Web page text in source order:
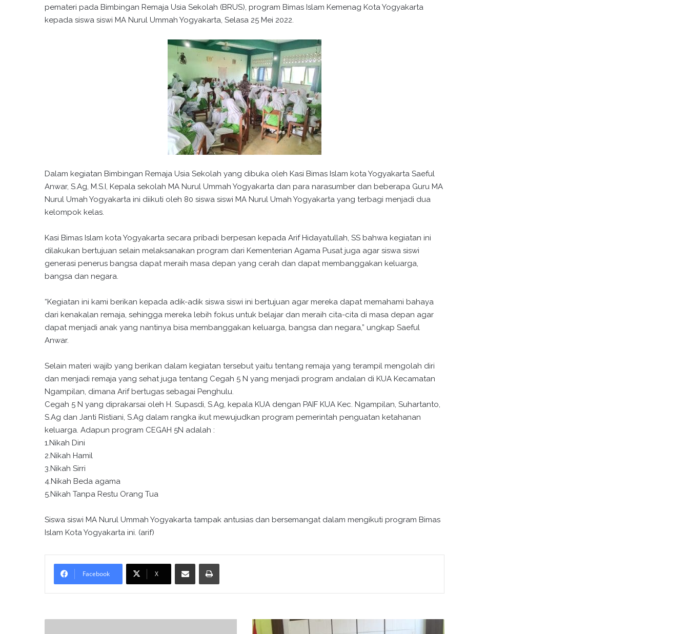
pemateri pada Bimbingan Remaja Usia Sekolah (BRUS), program Bimas Islam Kemenag Kota Yogyakarta
kepada siswa siswi MA Nurul Ummah Yogyakarta, Selasa 25 Mei 2022.
Dalam kegiatan Bimbingan Remaja Usia Sekolah yang dibuka oleh Kasi Bimas Islam kota Yogyakarta Saeful
Anwar, S.Ag, M.S.I, Kepala sekolah MA Nurul Ummah Yogyakarta dan para narasumber dan beberapa Guru MA
Nurul Umah Yogyakarta ini diikuti oleh 80 siswa siswi MA Nurul Umah Yogyakarta yang terbagi menjadi dua
kelompok kelas.
Kasi Bimas Islam kota Yogyakarta secara pribadi berpesan kepada Arif Hidayatullah, SS bahwa kegiatan ini
dilakukan bertujuan selain melaksanakan program dari Kementerian Agama Pusat juga agar siswa siswi
generasi penerus bangsa dapat meraih masa depan yang cerah dan dapat membanggakan keluarga,
bangsa dan negara.
“Kegiatan ini kami berikan kepada adik-adik siswa siswi ini bertujuan agar mereka dapat memahami bahaya
dari kenakalan remaja, sehingga mereka lebih fokus untuk belajar dan meraih cita-cita di masa depan agar
dapat menjadi anak yang nantinya bisa membanggakan keluarga, bangsa dan negara,” ungkap Saeful
Anwar.
Selain materi wajib yang berikan dalam kegiatan tersebut yaitu tentang remaja yang terampil mengolah diri
dan menjadi remaja yang sehat juga tentang Cegah 5 N yang menjadi program andalan di KUA Kecamatan
Ngampilan, dimana Arif bertugas sebagai Penghulu.
Cegah 5 N yang diprakarsai oleh H. Supasdi, S.Ag, kepala KUA dengan PAIF KUA Kec. Ngampilan, Suhartanto,
S.Ag dan Janti Ristiani, S.Ag dalam rangka ikut mewujudkan program pemerintah penguatan ketahanan
keluarga. Adapun program CEGAH 5N adalah :
1.Nikah Dini
2.Nikah Hamil
3.Nikah Sirri
4.Nikah Beda agama
5.Nikah Tanpa Restu Orang Tua
Siswa siswi MA Nurul Ummah Yogyakarta tampak antusias dan bersemangat dalam mengikuti program Bimas
Islam Kota Yogyakarta ini. (arif)
Facebook X
P